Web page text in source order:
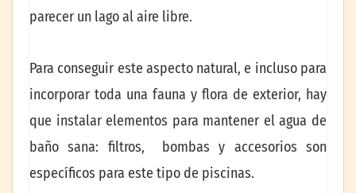
parecer un lago al aire libre.
Para conseguir este aspecto natural, e incluso para
incorporar toda una fauna y flora de exterior, hay
que instalar elementos para mantener el agua de
baño sana: filtros, bombas y accesorios son
específicos para este tipo de piscinas.